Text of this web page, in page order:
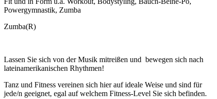
Powergymnastik, Zumba
Zumba(R)
Lassen Sie sich von der Musik mitreißen und bewegen sich nach
lateinamerikanischen Rhythmen!
Tanz und Fitness vereinen sich hier auf ideale Weise und sind für
jede/n geeignet, egal auf welchem Fitness-Level Sie sich befinden.